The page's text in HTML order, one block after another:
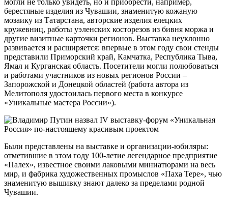
берестяные изделия из Чувашии, знаменитую кожаную
мозаику из Татарстана, авторские изделия елецких
кружевниц, работы уэленских косторезов из бивня моржа и
другие визитные карточки регионов. Выставка неуклонно
развивается и расширяется: впервые в этом году свои стенды
представили Приморский край, Камчатка, Республика Тыва,
Ямал и Курганская область. Посетители могли полюбоваться
и работами участников из новых регионов России –
Запорожской и Донецкой областей (работа автора из
Мелитополя удостоилась первого места в конкурсе
«Уникальные мастера России»).
Были представлены на выставке и организации-юбиляры:
отметившие в этом году 100-летие легендарное предприятие
«Палех», известное своими лаковыми миниатюрами на весь
мир, и фабрика художественных промыслов «Паха Тере», чью
знаменитую вышивку знают далеко за пределами родной
Чувашии.